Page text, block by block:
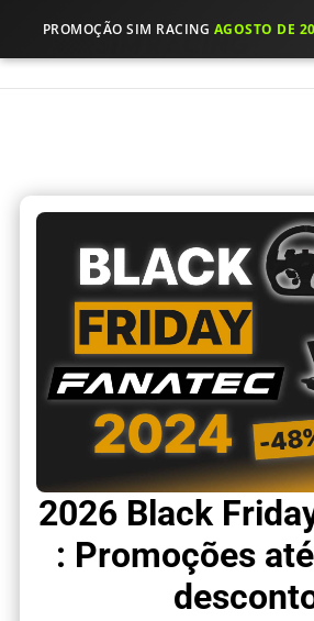
PROMOÇÃO SIM RACING AGOSTO DE
2026 Black
: Promoções